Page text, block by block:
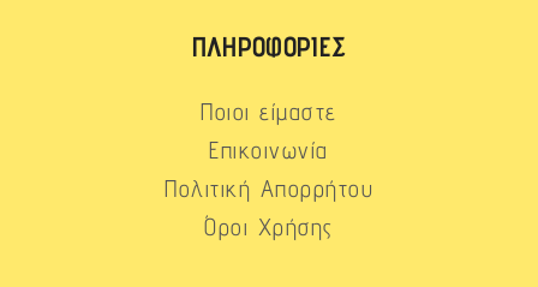
ΠΛΗΡΟΦΟΡΊΕΣ
Ποιοι είμαστε
Επικοινωνία
Πολιτική Απορρήτου
Όροι Χρήσης